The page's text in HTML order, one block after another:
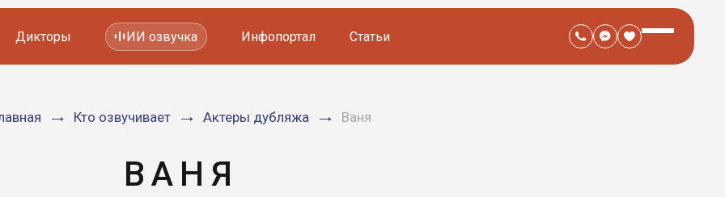
Мультфильмов
Дикторы ИИ озвучка Инфопортал Статьи
Кто озвучивает Актеры дубляжа Ваня
ВАНЯ